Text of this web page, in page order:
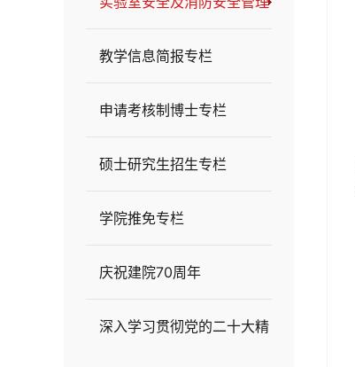
教学信息简报专栏
申请考核制博士专栏
硕士研究生招生专栏
学院推免专栏
庆祝建院70周年
深入学习贯彻党的二十大精